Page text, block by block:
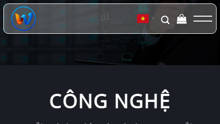
Chuyển
đến
dung
▼
CÔNG NGHỆ